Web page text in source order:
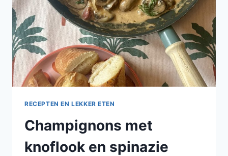
RECEPTEN EN LEKKER ETEN
Champignons met
knoflook en spinazie